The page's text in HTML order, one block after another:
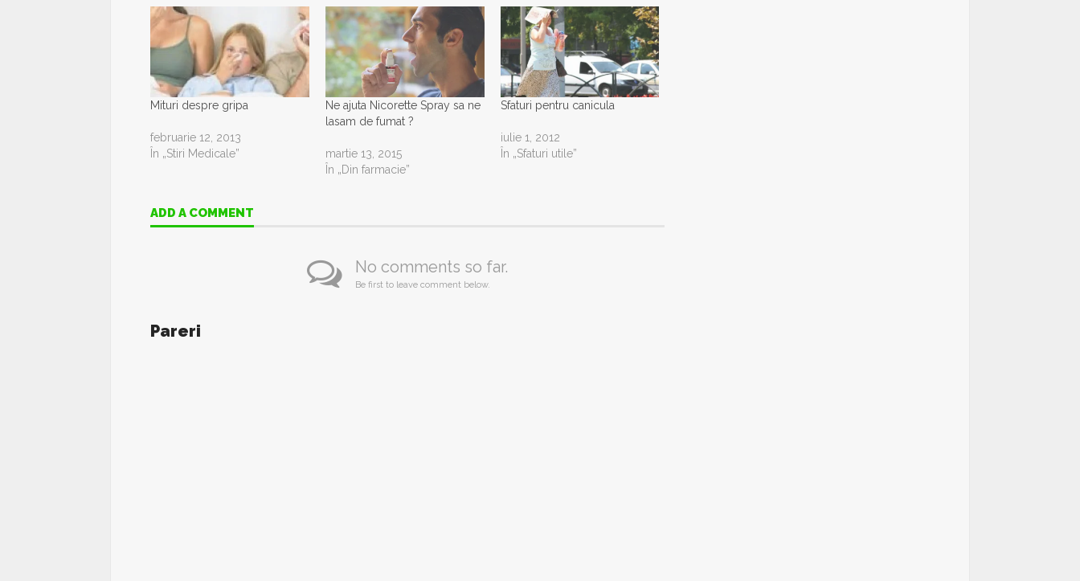
Mituri despre gripa
februarie 12, 2013
În „Stiri Medicale”
Ne ajuta Nicorette Spray sa ne
lasam de fumat ?
martie 13, 2015
În „Din farmacie”
Sfaturi pentru canicula
iulie 1, 2012
În „Sfaturi utile”
ADD A COMMENT
No comments so far.
Be first to leave comment below.
Pareri